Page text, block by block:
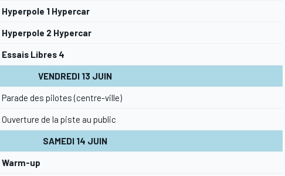
Hyperpole 1 Hypercar
Hyperpole 2 Hypercar
Essais Libres 4
VENDREDI 13 JUIN
Parade des pilotes (centre-ville)
Ouverture de la piste au public
SAMEDI 14 JUIN
Warm-up